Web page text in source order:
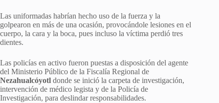
Las uniformadas habrían hecho uso de la fuerza y la
golpearon en más de una ocasión, provocándole lesiones en el
cuerpo, la cara y la boca, pues incluso la víctima perdió tres
dientes.
Las policías en activo fueron puestas a disposición del agente
del Ministerio Público de la Fiscalía Regional de
Nezahualcóyotl donde se inició la carpeta de investigación,
intervención de médico legista y de la Policía de
Investigación, para deslindar responsabilidades.